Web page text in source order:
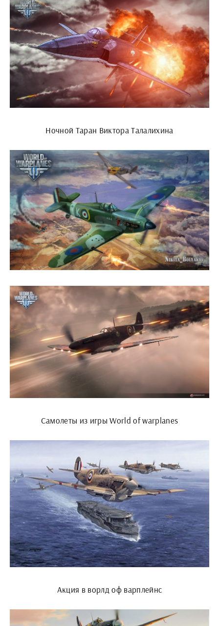
Ночной Таран Виктора Талалихина
Самолеты из игры World of warplanes
Акция в ворлд оф варплейнс